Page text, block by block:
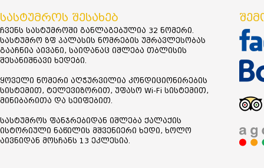
ᲡᲐᲡᲢᲣᲛᲠᲝᲡ ᲨᲔᲡᲐᲮᲔᲑ
ჩვენს სასტუმროში განლაგებულია 32 ნომერი.
სასტუმრო ზფ პალასის ნომრების უმრავლესობას
გააჩნია აივანი, საიდანაც იშლება თბლისის
შესანიშნავი ხედები.
ყოველი ნომერი აღჭურვილია კონდიციონირების
სისტემით, ტელევიზორით, უფასო Wi-Fi სისტემით,
მინიბარითა და სეიფებით.
სასტუმროს ფანჯრებიდან იშლება ქალაქის
ისტორიული ნაწილის მშვენიერი ხედი, ხოლო
აივნიდან მოსჩანს 13 ეკლესია.